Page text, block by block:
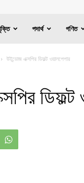
পদার্থ গণিত
উইন্ডোজ এক্সপির ডিফল্ট ওয়ালপেপার
ডিফল্ট